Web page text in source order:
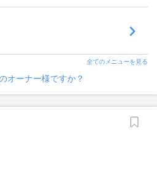
全てのメニューを見る
オーナー様ですか？